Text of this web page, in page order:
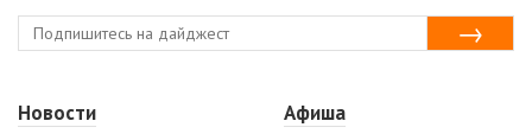
Новости
Афиша